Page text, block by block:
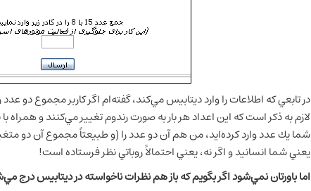
در تابعي كه اطلاعات را وارد ديتابيس مي‌كند، گفته‌ام اگر كاربر مجموع دو عدد
لازم به ذكر است كه اين اعداد هر بار به صورت رندوم تغيير مي‌كنند و
شما يك عدد وارد كرده‌ايد، من هم آن دو عدد را (و طبيعتاً مجموع آن دو
يعني شما انسانيد و اگر نه، يعني احتمالاً روباتي نظر فرستاده است!
اما باورتان نمي‌شود اگر بگويم كه باز هم نظرات ناخواسته در ديتابيس درج